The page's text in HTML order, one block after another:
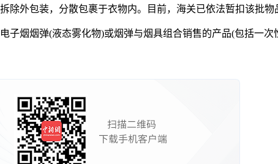
除外包装，分散包裹于衣物内。目前，海关已依法暂扣该批
烟弹(液态雾化物)或烟弹与烟具组合销售的产品(包括一次